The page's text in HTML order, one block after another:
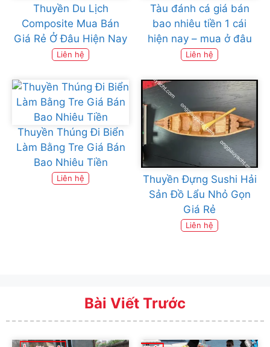
Thuyền Du Lịch
Composite Mua Bán
Giá Rẻ Ở Đâu Hiện Nay
Liên hệ
Tàu đánh cá giá bán
bao nhiêu tiền 1 cái
hiện nay – mua ở đâu
Liên hệ
Thuyền Thúng Đi Biển
Làm Bằng Tre Giá Bán
Bao Nhiêu Tiền
Liên hệ
Thuyền Đựng Sushi Hải
Sản Đồ Lẩu Nhỏ Gọn
Giá Rẻ
Liên hệ
Bài Viết Trước